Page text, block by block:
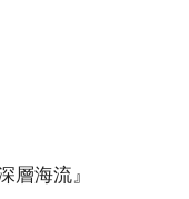
層海流』